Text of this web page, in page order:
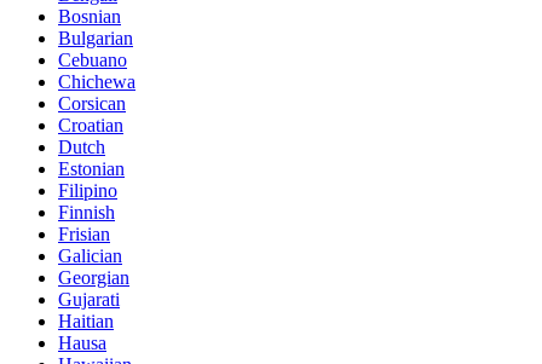
Bosnian
Bulgarian
Cebuano
Chichewa
Corsican
Croatian
Dutch
Estonian
Filipino
Finnish
Frisian
Galician
Georgian
Gujarati
Haitian
Hausa